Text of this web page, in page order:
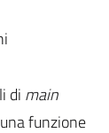
di main
funzione